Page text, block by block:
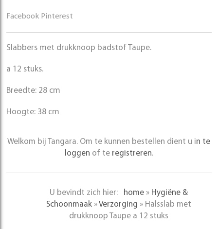
Facebook Pinterest
Slabbers met drukknoop badstof Taupe.
a 12 stuks.
Breedte: 28 cm
Hoogte: 38 cm
Welkom bij Tangara. Om te kunnen bestellen dient u in te
loggen of te registreren.
U bevindt zich hier: home » Hygiëne &
Schoonmaak »Verzorging » Halsslab met
drukknoop Taupe a 12 stuks